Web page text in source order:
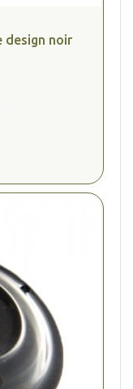
design noir